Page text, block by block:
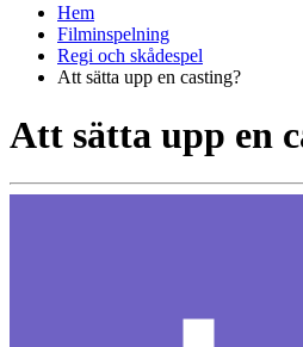
Hem
Filminspelning
Regi och skådespel
Att sätta upp en casting?
Att sätta upp en